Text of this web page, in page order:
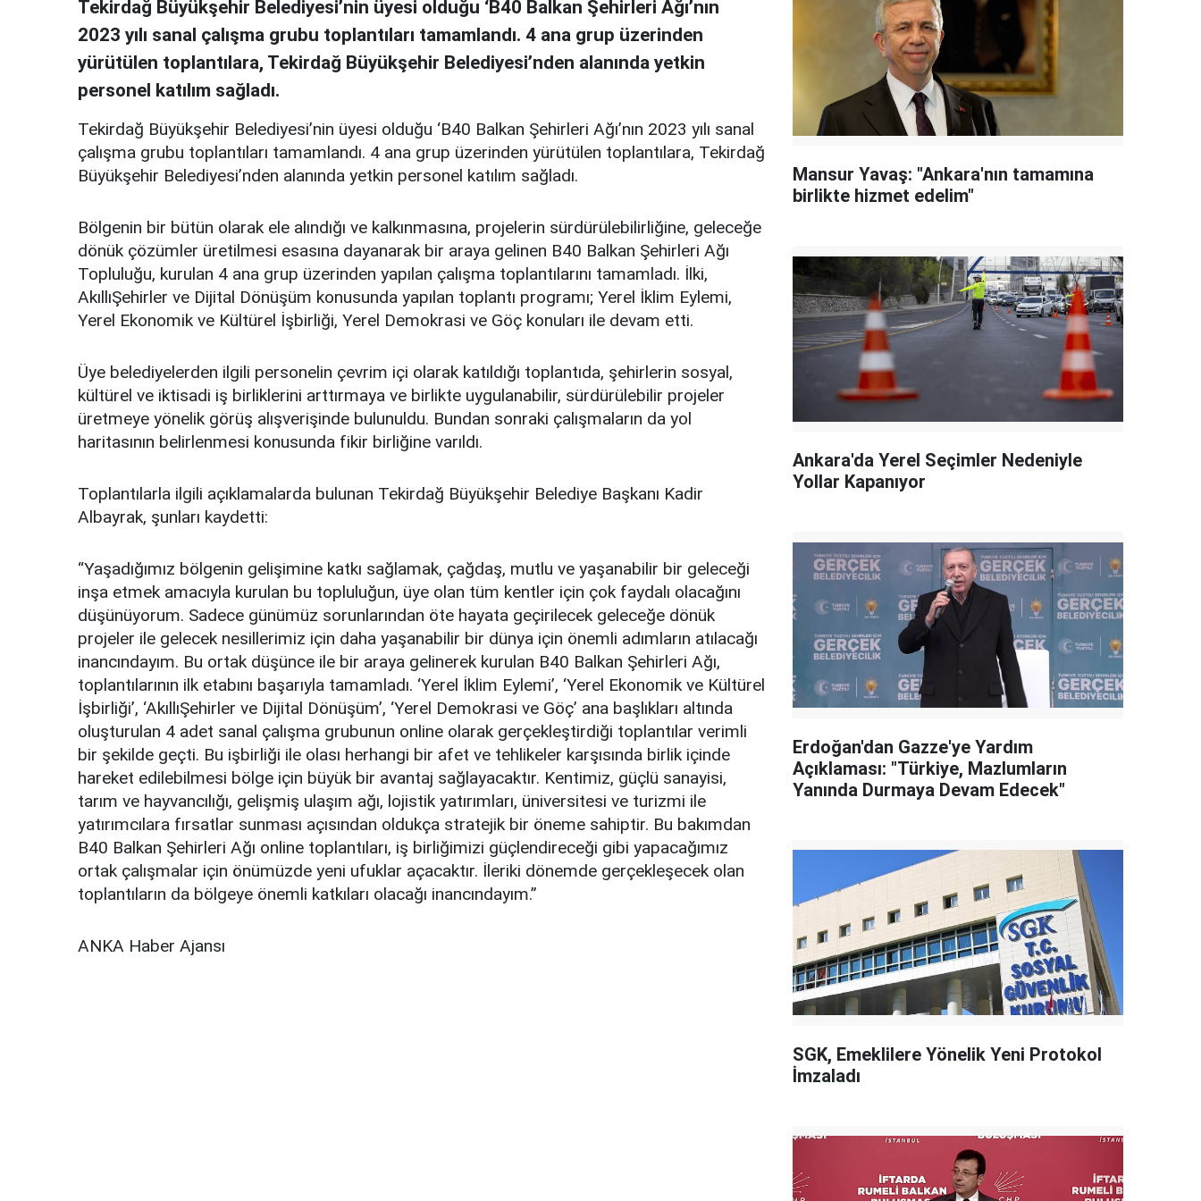
Tekirdağ Büyükşehir Belediyesi’nin üyesi olduğu ‘B40 Balkan Şehirleri Ağı’nın
2023 yılı sanal çalışma grubu toplantıları tamamlandı. 4 ana grup üzerinden
yürütülen toplantılara, Tekirdağ Büyükşehir Belediyesi’nden alanında yetkin
personel katılım sağladı.
Tekirdağ Büyükşehir Belediyesi’nin üyesi olduğu ‘B40 Balkan Şehirleri Ağı’nın 2023 yılı sanal
çalışma grubu toplantıları tamamlandı. 4 ana grup üzerinden yürütülen toplantılara, Tekirdağ
Büyükşehir Belediyesi’nden alanında yetkin personel katılım sağladı.
Bölgenin bir bütün olarak ele alındığı ve kalkınmasına, projelerin sürdürülebilirliğine, geleceğe
dönük çözümler üretilmesi esasına dayanarak bir araya gelinen B40 Balkan Şehirleri Ağı
Topluluğu, kurulan 4 ana grup üzerinden yapılan çalışma toplantılarını tamamladı. İlki,
AkıllıŞehirler ve Dijital Dönüşüm konusunda yapılan toplantı programı; Yerel İklim Eylemi,
Yerel Ekonomik ve Kültürel İşbirliği, Yerel Demokrasi ve Göç konuları ile devam etti.
Üye belediyelerden ilgili personelin çevrim içi olarak katıldığı toplantıda, şehirlerin sosyal,
kültürel ve iktisadi iş birliklerini arttırmaya ve birlikte uygulanabilir, sürdürülebilir projeler
üretmeye yönelik görüş alışverişinde bulunuldu. Bundan sonraki çalışmaların da yol
haritasının belirlenmesi konusunda fikir birliğine varıldı.
Toplantılarla ilgili açıklamalarda bulunan Tekirdağ Büyükşehir Belediye Başkanı Kadir
Albayrak, şunları kaydetti:
“Yaşadığımız bölgenin gelişimine katkı sağlamak, çağdaş, mutlu ve yaşanabilir bir geleceği
inşa etmek amacıyla kurulan bu topluluğun, üye olan tüm kentler için çok faydalı olacağını
düşünüyorum. Sadece günümüz sorunlarından öte hayata geçirilecek geleceğe dönük
projeler ile gelecek nesillerimiz için daha yaşanabilir bir dünya için önemli adımların atılacağı
inancındayım. Bu ortak düşünce ile bir araya gelinerek kurulan B40 Balkan Şehirleri Ağı,
toplantılarının ilk etabını başarıyla tamamladı. ‘Yerel İklim Eylemi’, ‘Yerel Ekonomik ve Kültürel
İşbirliği’, ‘AkıllıŞehirler ve Dijital Dönüşüm’, ‘Yerel Demokrasi ve Göç’ ana başlıkları altında
oluşturulan 4 adet sanal çalışma grubunun online olarak gerçekleştirdiği toplantılar verimli
bir şekilde geçti. Bu işbirliği ile olası herhangi bir afet ve tehlikeler karşısında birlik içinde
hareket edilebilmesi bölge için büyük bir avantaj sağlayacaktır. Kentimiz, güçlü sanayisi,
tarım ve hayvancılığı, gelişmiş ulaşım ağı, lojistik yatırımları, üniversitesi ve turizmi ile
yatırımcılara fırsatlar sunması açısından oldukça stratejik bir öneme sahiptir. Bu bakımdan
B40 Balkan Şehirleri Ağı online toplantıları, iş birliğimizi güçlendireceği gibi yapacağımız
ortak çalışmalar için önümüzde yeni ufuklar açacaktır. İleriki dönemde gerçekleşecek olan
toplantıların da bölgeye önemli katkıları olacağı inancındayım.”
ANKA Haber Ajansı
Mansur Yavaş: "Ankara'nın tamamına
birlikte hizmet edelim"
Ankara'da Yerel Seçimler Nedeniyle
Yollar Kapanıyor
Erdoğan'dan Gazze'ye Yardım
Açıklaması: "Türkiye, Mazlumların
Yanında Durmaya Devam Edecek"
SGK, Emeklilere Yönelik Yeni Protokol
İmzaladı